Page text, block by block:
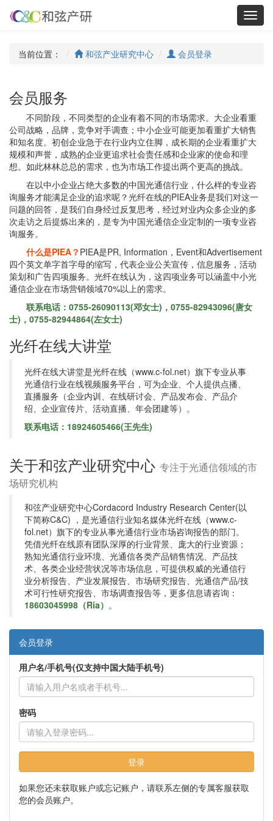
当前位置： 和弦产业研究中心 会员登录
会员服务
不同阶段，不同类型的企业有着不同的市场需求。大企业看重
公司战略，品牌，竞争对手调查；中小企业可能更加看重扩大销售
和知名度。初创企业急于在行业内立住脚，成长期的企业看重扩大
规模和声誉，成熟的企业更追求社会责任感和企业家的使命和理
想。如此林林总总的需求，也为市场工作提出两个更高的挑战。
在以中小企业占绝大多数的中国光通信行业，什么样的专业咨
询服务才能满足企业的追求呢？光纤在线的PIEA业务是我们对这一
问题的回答，是我们自身经过反复思考，经过对业内众多企业的多
次走访之后提炼出来的，是专为中国光通信企业定制的一项专业咨
询服务。
什么是PIEA？ PIEA是PR, Information，Event和Advertisement
四个英文单字首字母的缩写，代表企业公关宣传，信息服务，活动
策划和广告四项服务。光纤在线认为，这四项业务可以涵盖中小光
通信企业在市场营销领域70%以上的需求。
联系电话：0755-26090113(邓女士)，0755-82943096(唐女
士)，0755-82944864(左女士)
光纤在线大讲堂
光纤在线大讲堂是光纤在线（www.c-fol.net）旗下专业从事
光通信行业在线视频服务平台，可为企业、个人提供点播、
直播服务（企业内训、在线研讨会、产品发布会、产品介
绍、企业宣传片、活动直播、年会团建等）。
联系电话：18924605466(王先生)
关于和弦产业研究中心 专注于光通信领域的市
场研究机构
和弦产业研究中心Cordacord Industry Research Center(以
下简称C&C) ，是光通信行业知名媒体光纤在线（www.c-
fol.net）旗下的专业从事光通信行业市场咨询报告的部门。
凭借光纤在线原有团队深厚的行业背景、庞大的行业资源；
熟知光通信行业环境、光通信各类产品销售情况、产品技
术、各类企业经营状况等市场信息，可提供权威的光通信行
业分析报告、产业发展报告、市场研究报告、光通信产品/技
术可行性研究报告、市场调查报告等，更多信息请咨询：
18603045998（Ria） 。
会员登录
用户名/手机号(仅支持中国大陆手机号)
密码
登录
如果您还未获取账户或忘记账户，请联系左侧的专属客服获取
您的会员账户。